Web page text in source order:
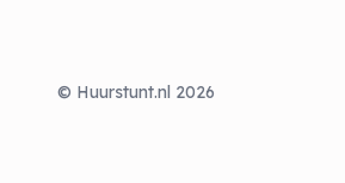
© Huurstunt.nl 2026